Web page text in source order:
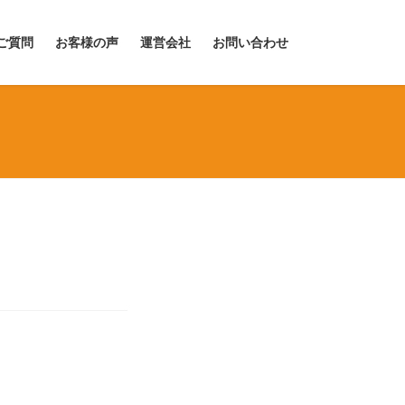
質問 お客様の声 運営会社 お問い合わせ